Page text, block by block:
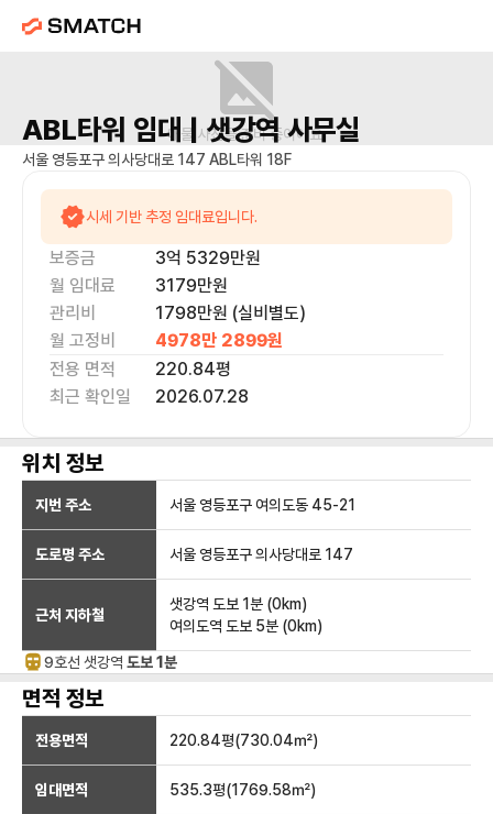
매물 사진을 준비 중이에요.
ABL타워 임대 | 샛강역사무실
서울 영등포구 의사당대로 147 ABL타워 18F
시세 기반 추정 임대료입니다.
보증금 3억 5329만원
월 임대료
3179만원
관리비
1798만원 (실비별도)
월 고정비
4978만 2899원
전용 면적
220.84평
최근 확인일
2026.07.28
위치 정보
지번 주소 서울 영등포구 여의도동 45-21
도로명 주소 서울 영등포구 의사당대로 147
근처 지하철
샛강역 도보 1분 (0km)
여의도역 도보 5분 (0km)
9호선 샛강역 도보 1분
면적 정보
전용면적 220.84평(730.04㎡)
임대면적 535.3평(1769.58㎡)